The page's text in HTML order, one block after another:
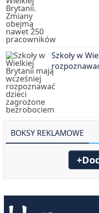
Szkoły w
BOKSY REKLAMOWE